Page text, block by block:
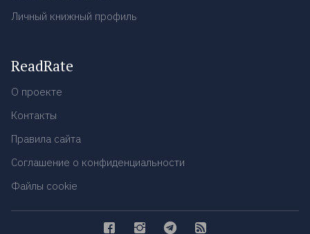
Личный книжный профиль
ReadRate
О проекте
Контакты
Правила сайта
Соглашение о конфиденциальности
Файлы cookie